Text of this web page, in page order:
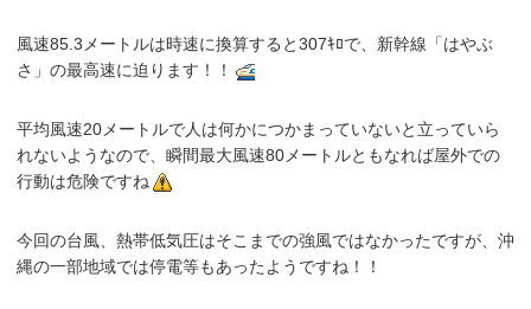
風速85.3メートルは時速に換算すると307ｷﾛで、新幹線「はやぶ
さ」の最高速に迫ります！！
平均風速20メートルで人は何かにつかまっていないと立っていら
れないようなので、瞬間最大風速80メートルともなれば屋外での
行動は危険ですね
今回の台風、熱帯低気圧はそこまでの強風ではなかったですが、沖
縄の一部地域では停電等もあったようですね！！